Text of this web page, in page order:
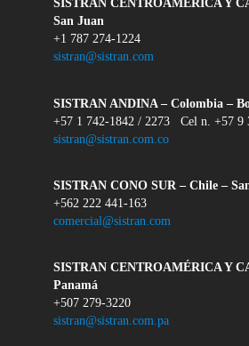
SISTRAN CENTROAMÉRICA Y
San Juan
+1 787 274-1224
sistran@sistran.com
SISTRAN ANDINA – Colombia –
+57 1 742-1842 / 2273 Cel n. +57 9
sistran@sistran.com.co
SISTRAN CONO SUR – Chile –
+562 222 441-163
comercial@sistran.com
SISTRAN CENTROAMÉRICA Y
Panamá
+507 279-3220
sistran@sistran.com.pa